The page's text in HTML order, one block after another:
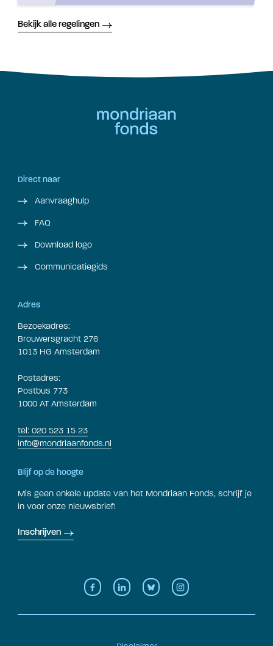
Bekijk alle regelingen
Direct naar
Aanvraaghulp
FAQ
Download logo
Communicatiegids
Adres
Bezoekadres:
Brouwersgracht 276
1013 HG Amsterdam
Postadres:
Postbus 773
1000 AT Amsterdam
tel: 020 523 15 23
info@mondriaanfonds.nl
Blijf op de hoogte
Mis geen enkele update van het Mondriaan Fonds, schrijf je
in voor onze nieuwsbrief!
Inschrijven